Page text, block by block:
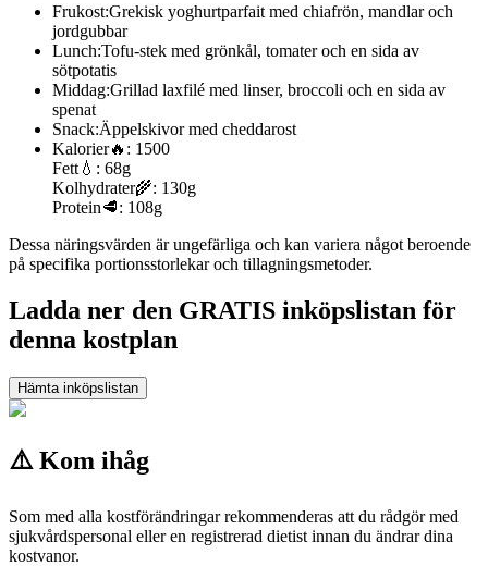
Frukost:Grekisk yoghurtparfait med chiafrön, mandlar och
jordgubbar
Lunch:Tofu-stek med grönkål, tomater och en sida av
sötpotatis
Middag:Grillad laxfilé med linser, broccoli och en sida av
spenat
Snack:Äppelskivor med cheddarost
Kalorier🔥: 1500
Fett 💧: 68g
Kolhydrater🌾: 130g
Protein🥩: 108g
Dessa näringsvärden är ungefärliga och kan variera något beroende
på specifika portionsstorlekar och tillagningsmetoder.
Ladda ner den GRATIS inköpslistan för
denna kostplan
Hämta inköpslistan
⚠️ Kom ihåg
Som med alla kostförändringar rekommenderas att du rådgör med
sjukvårdspersonal eller en registrerad dietist innan du ändrar dina
kostvanor.